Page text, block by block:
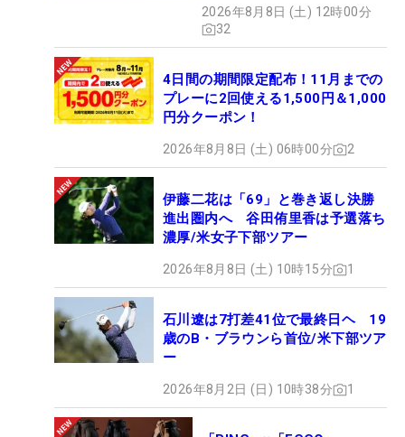
2026年8月8日 (土) 12時00分
32
4日間の期間限定配布！11月までの
プレーに2回使える1,500円＆1,000
円分クーポン！
2026年8月8日 (土) 06時00分 2
伊藤二花は「69」と巻き返し決勝
進出圏内へ 谷田侑里香は予選落ち
濃厚/米女子下部ツアー
2026年8月8日 (土) 10時15分 1
石川遼は7打差41位で最終日ヘ 19
歳のB・ブラウンら首位/米下部ツア
ー
2026年8月2日 (日) 10時38分 1